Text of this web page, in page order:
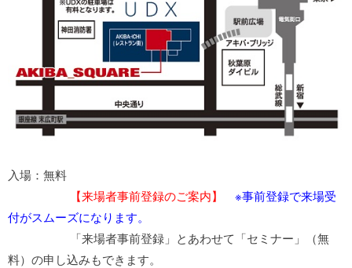
入場：無料
【来場者事前登録のご案内】
※事前登録で来場受
付がスムーズになります。
「来場者事前登録」とあわせて「セミナー」（無
料）の申し込みもできます。